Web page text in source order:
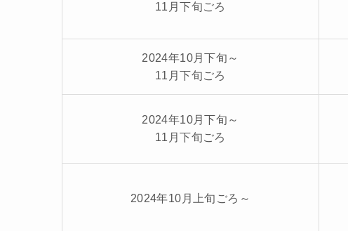
11月下旬ごろ
2024年10月下旬～
11月下旬ごろ
2024年10月下旬～
11月下旬ごろ
2024年10月上旬ごろ～